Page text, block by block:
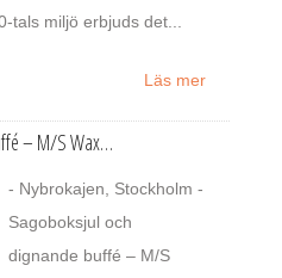
tals miljö erbjuds det...
Läs mer
– M/S Wax…
- Nybrokajen, Stockholm -
Sagoboksjul och
dignande buffé – M/S